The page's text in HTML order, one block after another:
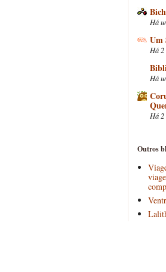
Há
Um
Há 2
Há
Há 2
Outros